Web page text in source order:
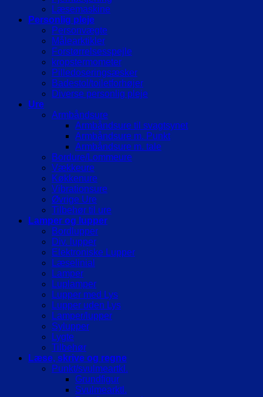
Læsemaskine
Personlig pleje
Personvægte
Målearktikler
Forstørrelsesspejle
kropstermometer
Pilledoseringsæsker
Badestol/toiletforhøjer
Diverse personlig pleje
Ure
Armbåndsure
Armbåndsure til svagtsynet
Armbåndsure m. Punkt
Armbåndsure m. tale
Bordure/Lommeure
Vækkeure
Køkkenure
Vibrationsure
Øvrige Ure
Tilbehør til ure
Lamper og lupper
Bordlupper
Div. lupper
Elektroniske Lupper
Læselinial
Lamper
Luplamper
Lupper med Lys
Lupper uden Lys
Lamper/lupper
Sylupper
Lygte
Tilbehør
Læse, skrive og regne
Punkt/svulmeartkl.
Grundfigur
Svulmearktl.